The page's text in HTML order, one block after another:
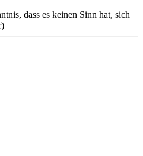
dass es keinen Sinn hat, sich